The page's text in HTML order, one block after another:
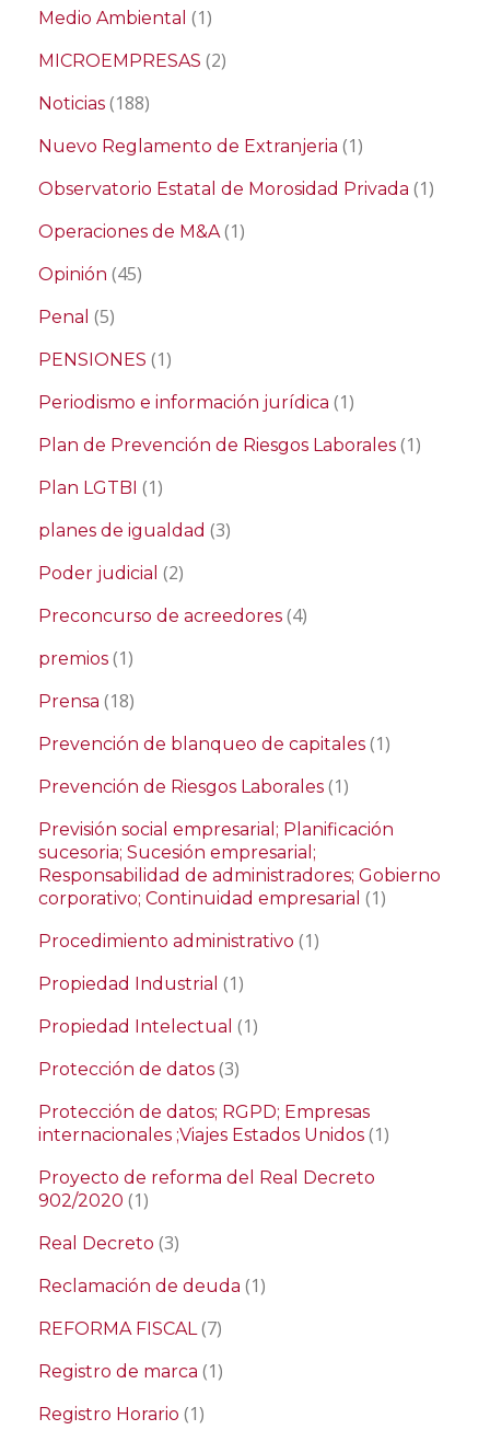
Medio Ambiental (1)
MICROEMPRESAS (2)
Noticias (188)
Nuevo Reglamento de Extranjeria (1)
Observatorio Estatal de Morosidad Privada (1)
Operaciones de M&A(1)
Opinión (45)
Penal (5)
PENSIONES (1)
Periodismo e información jurídica (1)
Plan de Prevención de Riesgos Laborales (1)
Plan LGTBI (1)
planes de igualdad (3)
Poder judicial (2)
Preconcurso de acreedores (4)
premios (1)
Prensa (18)
Prevención de blanqueo de capitales (1)
Prevención de Riesgos Laborales (1)
Previsión social empresarial; Planificación
sucesoria; Sucesión empresarial;
Responsabilidad de administradores; Gobierno
corporativo; Continuidad empresarial (1)
Procedimiento administrativo (1)
Propiedad Industrial (1)
Propiedad Intelectual (1)
Protección de datos (3)
Protección de datos; RGPD; Empresas
internacionales ;Viajes Estados Unidos (1)
Proyecto de reforma del Real Decreto
902/2020 (1)
Real Decreto (3)
Reclamación de deuda (1)
REFORMA FISCAL(7)
Registro de marca (1)
Registro Horario (1)